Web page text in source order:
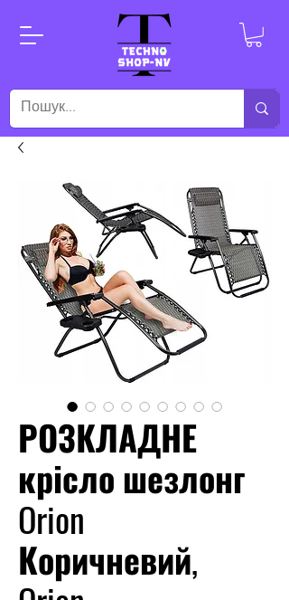
РОЗКЛАДНЕ
крісло шезлонг
Orion
Коричневий,